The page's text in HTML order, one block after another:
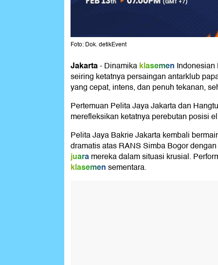
Foto: Dok. detikEvent
Jakarta-Dinamikaklasemen
seiring ketatnya persaingan antarklub
yang cepat, intens, dan penuh tekanan,
Pertemuan Pelita Jaya Jakarta dan
merefleksikan ketatnya perebutan posisi
Pelita Jaya Bakrie Jakarta kembali
dramatis atas RANS Simba Bogor
juaramereka dalam situasi krusial.
klasemensementara.